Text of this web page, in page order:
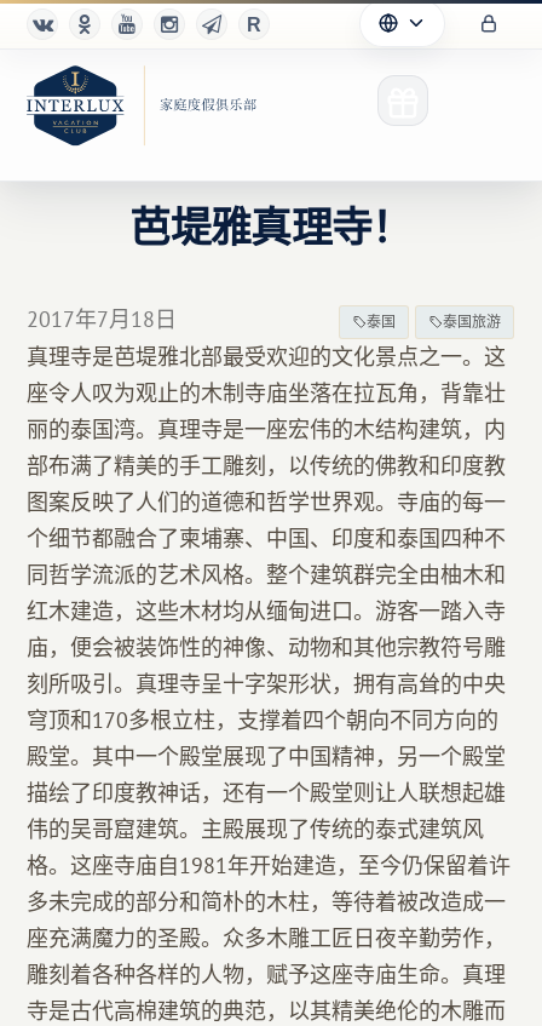
优点
合作伙伴
Благотворительность
芭堤雅真理寺！
2017年7月18日 泰国 泰国旅游
真理寺是芭堤雅北部最受欢迎的文化景点之一。这
座令人叹为观止的木制寺庙坐落在拉瓦角，背靠壮
丽的泰国湾。真理寺是一座宏伟的木结构建筑，内
部布满了精美的手工雕刻，以传统的佛教和印度教
图案反映了人们的道德和哲学世界观。寺庙的每一
个细节都融合了柬埔寨、中国、印度和泰国四种不
同哲学流派的艺术风格。整个建筑群完全由柚木和
红木建造，这些木材均从缅甸进口。游客一踏入寺
庙，便会被装饰性的神像、动物和其他宗教符号雕
刻所吸引。真理寺呈十字架形状，拥有高耸的中央
穹顶和170多根立柱，支撑着四个朝向不同方向的
殿堂。其中一个殿堂展现了中国精神，另一个殿堂
描绘了印度教神话，还有一个殿堂则让人联想起雄
伟的吴哥窟建筑。主殿展现了传统的泰式建筑风
格。这座寺庙自1981年开始建造，至今仍保留着许
多未完成的部分和简朴的木柱，等待着被改造成一
座充满魔力的圣殿。众多木雕工匠日夜辛勤劳作，
雕刻着各种各样的人物，赋予这座寺庙生命。真理
寺是古代高棉建筑的典范，以其精美绝伦的木雕而